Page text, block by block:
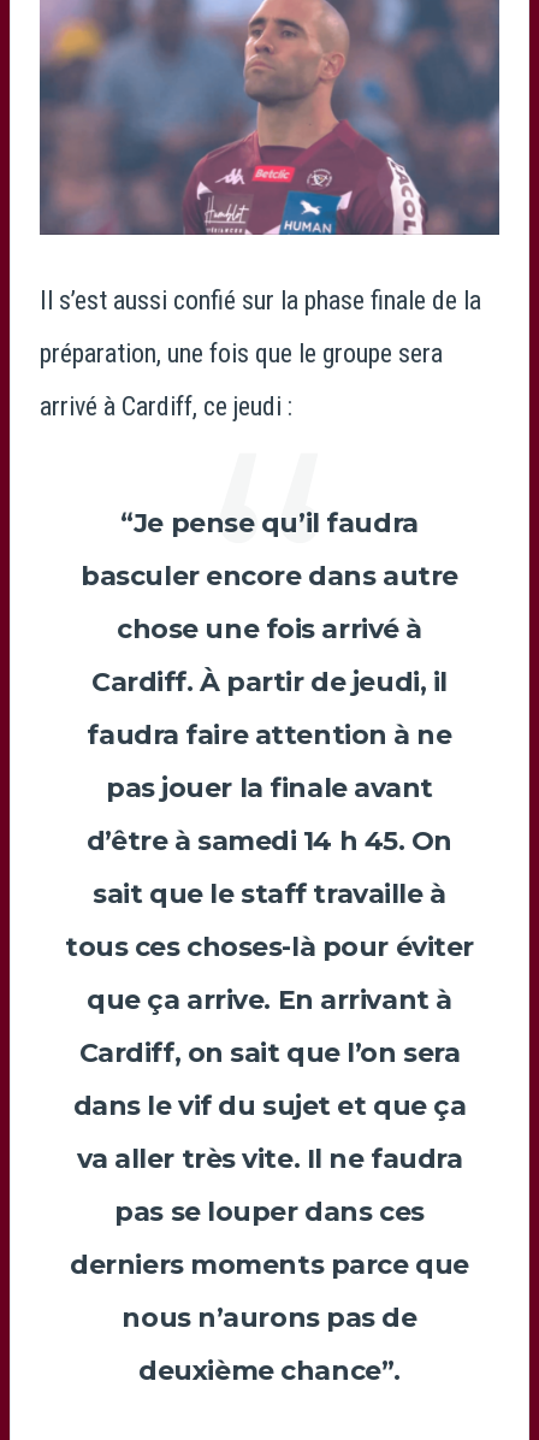
Il s’est aussi confié sur la phase finale de la
préparation, une fois que le groupe sera
arrivé à Cardiff, ce jeudi :
“Je pense qu’il faudra
basculer encore dans autre
chose une fois arrivé à
Cardiff. À partir de jeudi, il
faudra faire attention à ne
pas jouer la finale avant
d’être à samedi 14 h 45. On
sait que le staff travaille à
tous ces choses-là pour éviter
que ça arrive. En arrivant à
Cardiff, on sait que l’on sera
dans le vif du sujet et que ça
va aller très vite. Il ne faudra
pas se louper dans ces
derniers moments parce que
nous n’aurons pas de
deuxième chance”.